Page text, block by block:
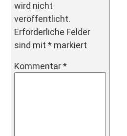
wird nicht
veröffentlicht.
Erforderliche Felder
sind mit* markiert
Kommentar*